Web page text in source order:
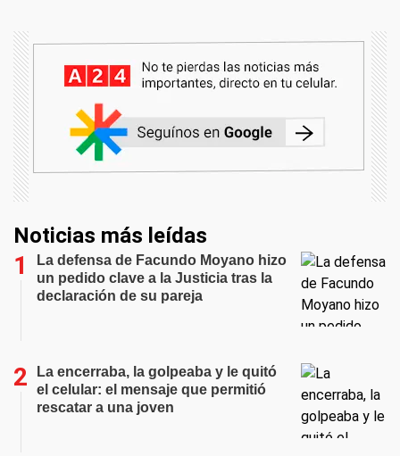
Noticias más leídas
La defensa de Facundo Moyano hizo
un pedido clave a la Justicia tras la
declaración de su pareja
La encerraba, la golpeaba y le quitó
el celular: el mensaje que permitió
rescatar a una joven